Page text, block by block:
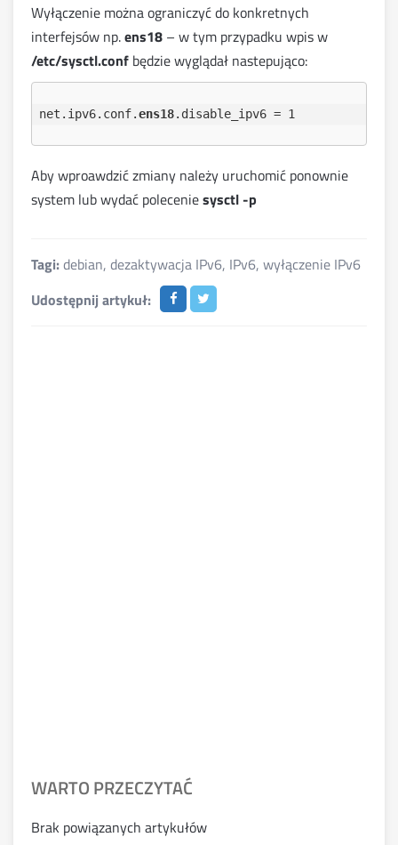
Wyłączenie można ograniczyć do konkretnych
interfejsów np.ens18 – w tym przypadku wpis w
/etc/sysctl.conf będzie wyglądał nastepująco:
net.ipv6.conf.ens18
Aby wproawdzić zmiany należy uruchomić ponownie
system lub wydać poleceniesysctl -p
Tagi:debian, dezaktywacja IPv6, IPv6, wyłączenie IPv6
Udostępnij artykuł:
WARTO PRZECZYTAĆ
Brak powiązanych artykułów